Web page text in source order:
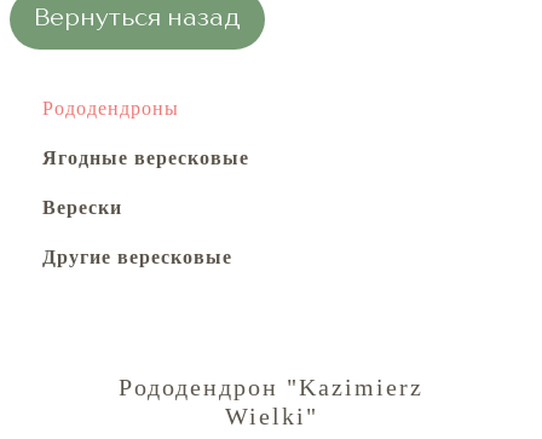
Вернуться назад
Рододендроны
Ягодные вересковые
Верески
Другие вересковые
Рододендрон "Kazimierz
Wielki"